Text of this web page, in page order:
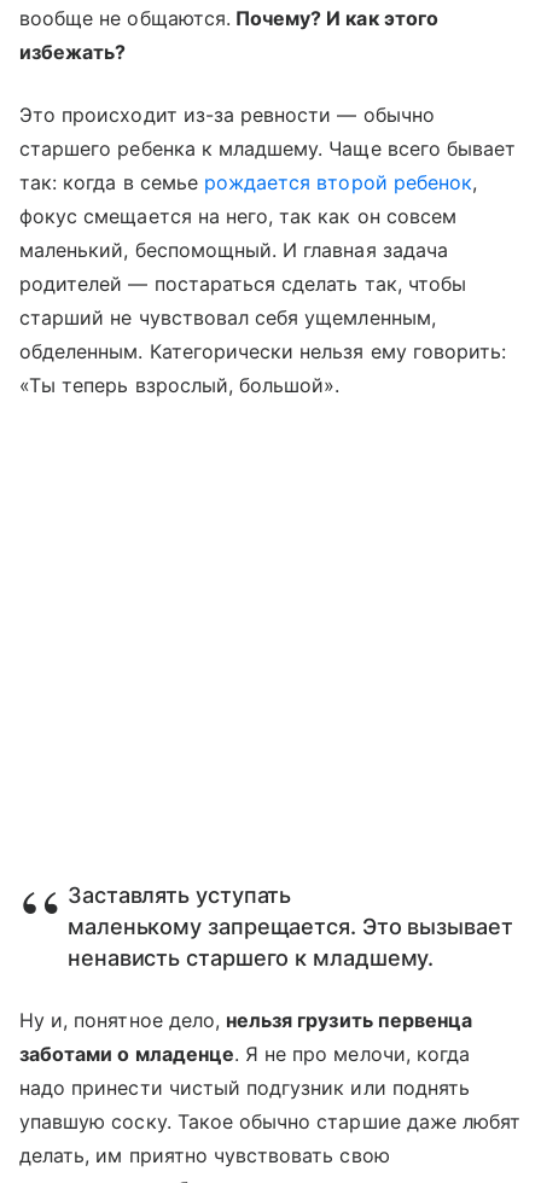
вообще не общаются. Почему? И как этого
избежать?
Это происходит из-за ревности — обычно
старшего ребенка к младшему. Чаще всего бывает
так: когда в семье рождается второй ребенок,
фокус смещается на него, так как он совсем
маленький, беспомощный. И главная задача
родителей — постараться сделать так, чтобы
старший не чувствовал себя ущемленным,
обделенным. Категорически нельзя ему говорить:
«Ты теперь взрослый, большой».
Заставлять уступать
маленькому запрещается. Это вызывает
ненависть старшего к младшему.
Ну и, понятное дело, нельзя грузить первенца
заботами о младенце. Я не про мелочи, когда
надо принести чистый подгузник или поднять
упавшую соску. Такое обычно старшие даже любят
делать, им приятно чувствовать свою